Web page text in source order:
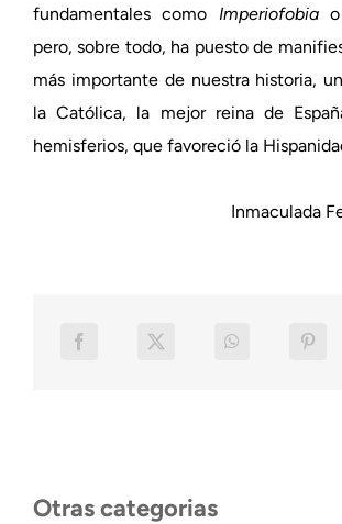
fundamentales como Imperiofobiao
pero, sobre todo, ha puesto de
más importante de nuestra historia,
la Católica, la mejor reina de
hemisferios, que favoreció la
Inmaculada
Otras categorias